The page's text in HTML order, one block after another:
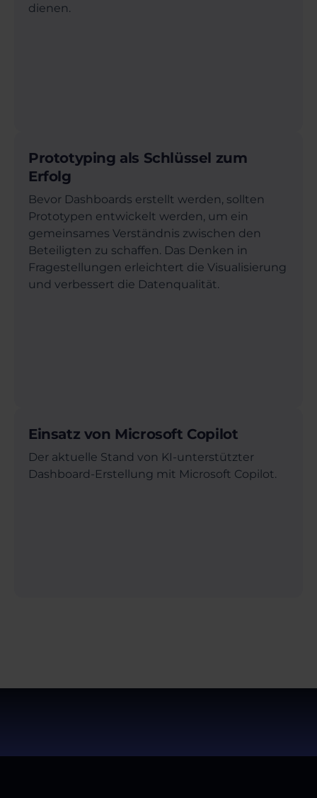
dienen.
Prototyping als Schlüssel zum
Erfolg
Bevor Dashboards erstellt werden, sollten
Prototypen entwickelt werden, um ein
gemeinsames Verständnis zwischen den
Beteiligten zu schaffen. Das Denken in
Fragestellungen erleichtert die Visualisierung
und verbessert die Datenqualität.
Einsatz von Microsoft Copilot
Der aktuelle Stand von KI-unterstützter
Dashboard-Erstellung mit Microsoft Copilot.